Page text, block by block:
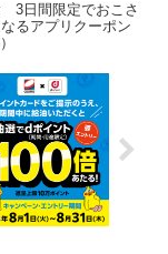
3日間限定でおこさ
るアプリクーポン